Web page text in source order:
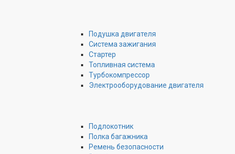
Подушка двигателя
Система зажигания
Стартер
Топливная система
Турбокомпрессор
Электрооборудование двигателя
Подлокотник
Полка багажника
Ремень безопасности